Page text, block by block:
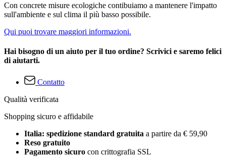
Con concrete misure ecologiche contibuiamo a mantenere l'impatto
sull'ambiente e sul clima il più basso possibile.
Qui puoi trovare maggiori informazioni.
Hai bisogno di un aiuto per il tuo ordine? Scrivici e saremo felici
di aiutarti.
Contatto
Qualità verificata
Shopping sicuro e affidabile
Italia: spedizione standard gratuita a partire da € 59,90
Reso gratuito
Pagamento sicuro con crittografia SSL